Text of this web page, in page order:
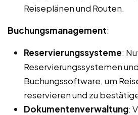
Reiseplänen und Routen.
Buchungsmanagement:
Reservierungssysteme:
Reservierungssystemen und
Buchungssoftware, um
reservieren und zu
Dokumentenverwaltung: